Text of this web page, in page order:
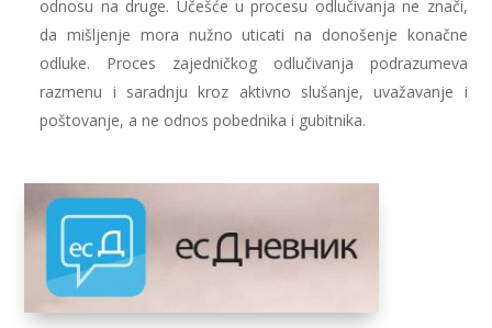
odnosu na druge. Učešće u procesu odlučivanja ne znači,
da mišljenje mora nužno uticati na donošenje konačne
odluke. Proces zajedničkog odlučivanja podrazumeva
razmenu i saradnju kroz aktivno slušanje, uvažavanje i
poštovanje, a ne odnos pobednika i gubitnika.